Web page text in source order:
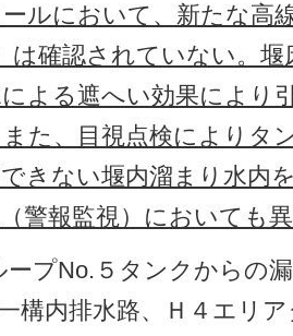
ルにおいて、新たな高
は確認されていない。
よる遮へい効果により
た、目視点検によりタ
きない堰内溜まり水内
警報監視）においても
プNo.５タンクからの
構内排水路、Ｈ４エリ